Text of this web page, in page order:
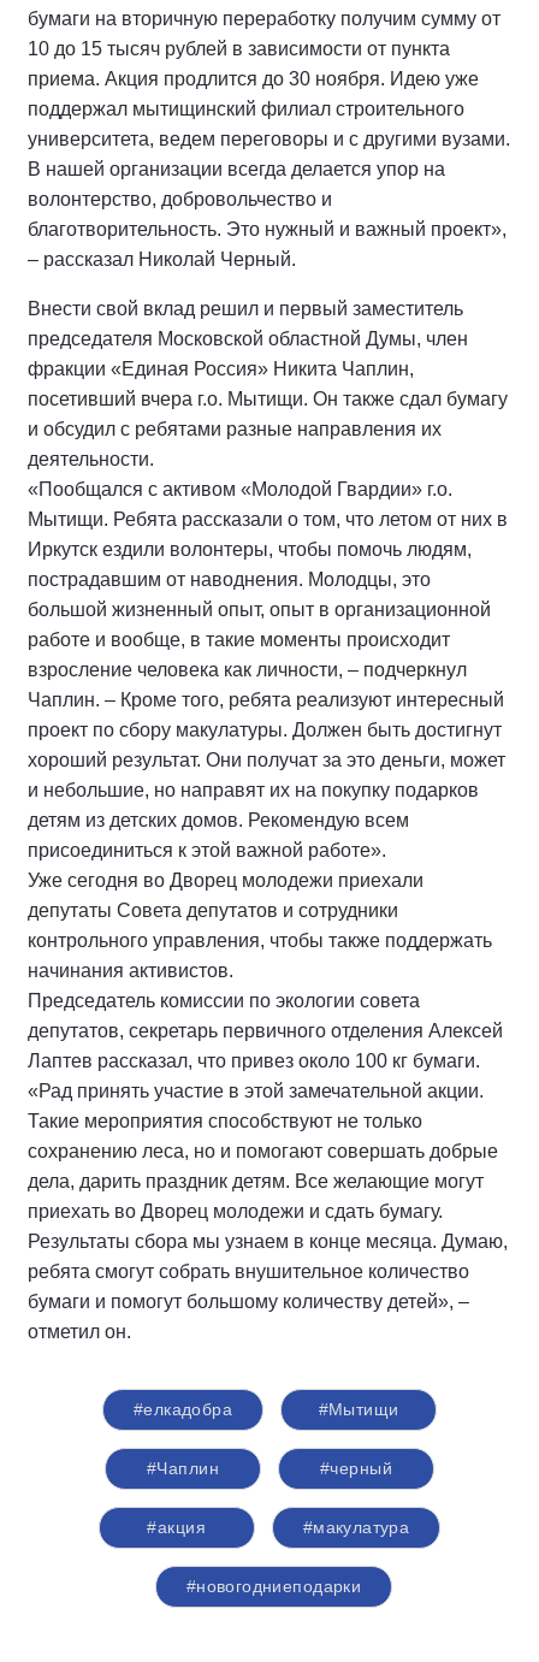
бумаги на вторичную переработку получим сумму от
10 до 15 тысяч рублей в зависимости от пункта
приема. Акция продлится до 30 ноября. Идею уже
поддержал мытищинский филиал строительного
университета, ведем переговоры и с другими вузами.
В нашей организации всегда делается упор на
волонтерство, добровольчество и
благотворительность. Это нужный и важный проект»,
– рассказал Николай Черный.
Внести свой вклад решил и первый заместитель
председателя Московской областной Думы, член
фракции «Единая Россия» Никита Чаплин,
посетивший вчера г.о. Мытищи. Он также сдал бумагу
и обсудил с ребятами разные направления их
деятельности.
«Пообщался с активом «Молодой Гвардии» г.о.
Мытищи. Ребята рассказали о том, что летом от них в
Иркутск ездили волонтеры, чтобы помочь людям,
пострадавшим от наводнения. Молодцы, это
большой жизненный опыт, опыт в организационной
работе и вообще, в такие моменты происходит
взросление человека как личности, – подчеркнул
Чаплин. – Кроме того, ребята реализуют интересный
проект по сбору макулатуры. Должен быть достигнут
хороший результат. Они получат за это деньги, может
и небольшие, но направят их на покупку подарков
детям из детских домов. Рекомендую всем
присоединиться к этой важной работе».
Уже сегодня во Дворец молодежи приехали
депутаты Совета депутатов и сотрудники
контрольного управления, чтобы также поддержать
начинания активистов.
Председатель комиссии по экологии совета
депутатов, секретарь первичного отделения Алексей
Лаптев рассказал, что привез около 100 кг бумаги.
«Рад принять участие в этой замечательной акции.
Такие мероприятия способствуют не только
сохранению леса, но и помогают совершать добрые
дела, дарить праздник детям. Все желающие могут
приехать во Дворец молодежи и сдать бумагу.
Результаты сбора мы узнаем в конце месяца. Думаю,
ребята смогут собрать внушительное количество
бумаги и помогут большому количеству детей», –
отметил он.
#елкадобра #Мытищи
#Чаплин #черный
#акция #макулатура
#новогодниеподарки